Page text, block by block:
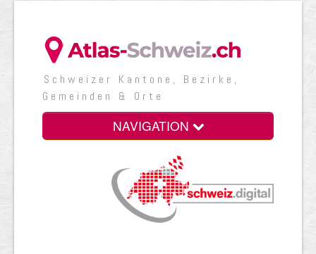
Schweizer Kantone, Bezirke,
Gemeinden & Orte
NAVIGATION